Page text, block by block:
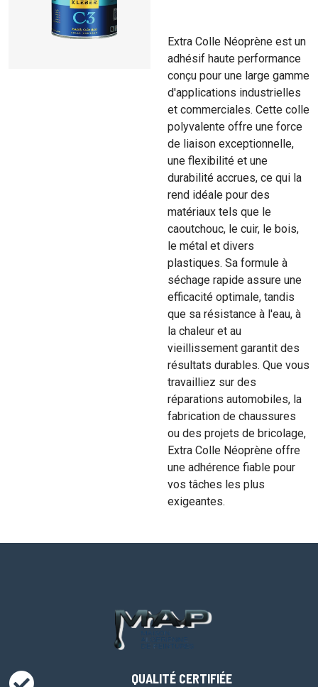
Extra Colle Néoprène est un
adhésif haute performance
conçu pour une large gamme
d'applications industrielles
et commerciales. Cette colle
polyvalente offre une force
de liaison exceptionnelle,
une flexibilité et une
durabilité accrues, ce qui la
rend idéale pour des
matériaux tels que le
caoutchouc, le cuir, le bois,
le métal et divers
plastiques. Sa formule à
séchage rapide assure une
efficacité optimale, tandis
que sa résistance à l'eau, à
la chaleur et au
vieillissement garantit des
résultats durables. Que vous
travailliez sur des
réparations automobiles, la
fabrication de chaussures
ou des projets de bricolage,
Extra Colle Néoprène offre
une adhérence fiable pour
vos tâches les plus
exigeantes.
QUALITÉ CERTIFIÉE